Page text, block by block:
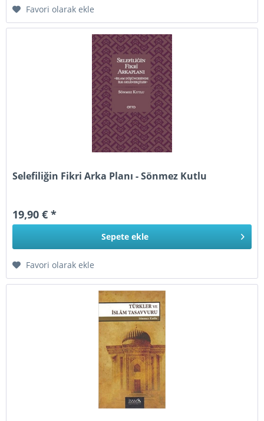
Favori olarak ekle
Selefiliğin Fikri Arka Planı - Sönmez Kutlu
19,90 € *
Sepete ekle
Favori olarak ekle